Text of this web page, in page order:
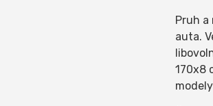
Pruh a
auta.
170x8